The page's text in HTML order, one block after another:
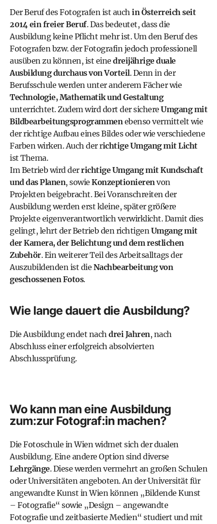
Der Beruf des Fotografen ist auch in Österreich seit
2014 ein freier Beruf. Das bedeutet, dass die
Ausbildung keine Pflicht mehr ist. Um den Beruf des
Fotografen bzw. der Fotografin jedoch professionell
ausüben zu können, ist eine dreijährige duale
Ausbildung durchaus von Vorteil. Denn in der
Berufsschule werden unter anderem Fächer wie
Technologie, Mathematik und Gestaltung
unterrichtet. Zudem wird dort der sichere Umgang mit
Bildbearbeitungsprogrammenebenso vermittelt wie
der richtige Aufbau eines Bildes oder wie verschiedene
Farben wirken. Auch der richtige Umgang mit Licht
ist Thema.
Im Betrieb wird derrichtige Umgang mit Kundschaft
und das Planen, sowie Konzeptionierenvon
Projekten beigebracht. Bei Voranschreiten der
Ausbildung werden erst kleine, später größere
Projekte eigenverantwortlich verwirklicht. Damit dies
gelingt, lehrt der Betrieb den richtigenUmgang mit
der Kamera, der Belichtung und dem restlichen
Zubehör. Ein weiterer Teil des Arbeitsalltags der
Auszubildenden ist die Nachbearbeitung von
geschossenen Fotos.
Wie lange dauert die Ausbildung?
Die Ausbildung endet nach drei Jahren, nach
Abschluss einer erfolgreich absolvierten
Abschlussprüfung.
Wo kann man eine Ausbildung
zum:zur Fotograf:in machen?
Die Fotoschule in Wienwidmet sich der dualen
Ausbildung. Eine andere Option sind diverse
Lehrgänge. Diese werden vermehrt an großen Schulen
oder Universitäten angeboten. An derUniversität für
angewandte Kunst in Wienkönnen „Bildende Kunst
– Fotografie“ sowie „Design – angewandte
Fotografie und zeitbasierte Medien“ studiert und mit